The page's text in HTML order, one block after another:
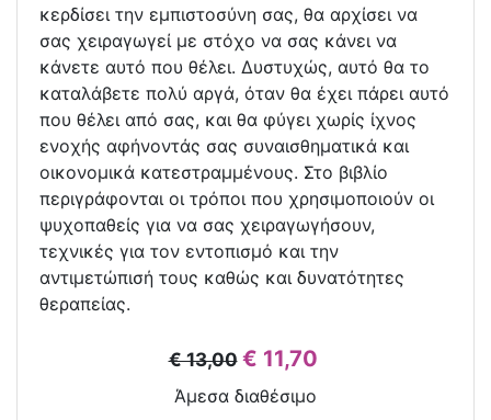
κερδίσει την εμπιστοσύνη σας, θα αρχίσει να
σας χειραγωγεί με στόχο να σας κάνει να
κάνετε αυτό που θέλει. Δυστυχώς, αυτό θα το
καταλάβετε πολύ αργά, όταν θα έχει πάρει αυτό
που θέλει από σας, και θα φύγει χωρίς ίχνος
ενοχής αφήνοντάς σας συναισθηματικά και
οικονομικά κατεστραμμένους. Στο βιβλίο
περιγράφονται οι τρόποι που χρησιμοποιούν οι
ψυχοπαθείς για να σας χειραγωγήσουν,
τεχνικές για τον εντοπισμό και την
αντιμετώπισή τους καθώς και δυνατότητες
θεραπείας.
€ 13,00 € 11,70
Άμεσα διαθέσιμο